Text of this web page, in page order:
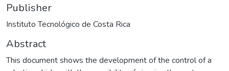
Publisher
Instituto Tecnológico de Costa Rica
Abstract
This document shows the development of the control of a